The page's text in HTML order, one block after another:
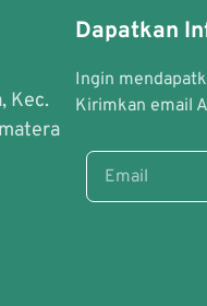
Kec.
Dapatkan
Ingin
Kirimkan email